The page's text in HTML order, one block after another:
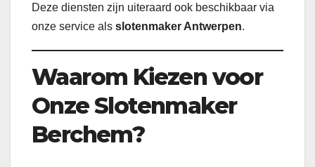
Deze diensten zijn uiteraard ook beschikbaar via
onze service als slotenmaker Antwerpen.
Waarom Kiezen voor
Onze Slotenmaker
Berchem?